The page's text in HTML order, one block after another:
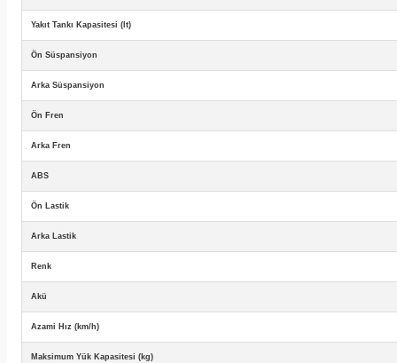
Yakıt Tankı Kapasitesi (lt)
Ön Süspansiyon
Arka Süspansiyon
Ön Fren
Arka Fren
ABS
Ön Lastik
Arka Lastik
Renk
Akü
Azami Hız (km/h)
Maksimum Yük Kapasitesi (kg)